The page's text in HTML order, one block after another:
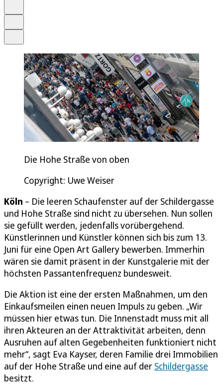
Die Hohe Straße von oben
Copyright: Uwe Weiser
Köln – Die leeren Schaufenster auf der Schildergasse
und Hohe Straße sind nicht zu übersehen. Nun sollen
sie gefüllt werden, jedenfalls vorübergehend.
Künstlerinnen und Künstler können sich bis zum 13.
Juni für eine Open Art Gallery bewerben. Immerhin
wären sie damit präsent in der Kunstgalerie mit der
höchsten Passantenfrequenz bundesweit.
Die Aktion ist eine der ersten Maßnahmen, um den
Einkaufsmeilen einen neuen Impuls zu geben. „Wir
müssen hier etwas tun. Die Innenstadt muss mit all
ihren Akteuren an der Attraktivität arbeiten, denn
Ausruhen auf alten Gegebenheiten funktioniert nicht
mehr“, sagt Eva Kayser, deren Familie drei Immobilien
auf der Hohe Straße und eine auf der Schildergasse
besitzt.